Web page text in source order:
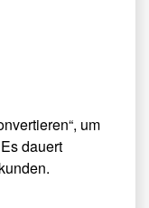
um
dauert